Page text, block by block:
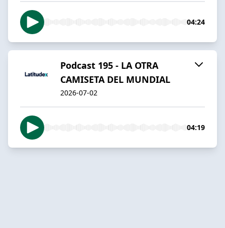
04:24
Podcast 195 - LA OTRA
CAMISETA DEL MUNDIAL
2026-07-02
04:19